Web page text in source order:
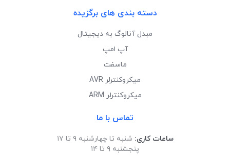
دسته بندی های برگزیده
مبدل آنالوگ به دیجیتال
آپ امپ
ماسفت
میکروکنترلر AVR
میکروکنترلر ARM
تماس با ما
ساعات کاری: شنبه تا چهارشنبه ۹ تا ۱۷
پنجشنبه ۹ تا ۱۴